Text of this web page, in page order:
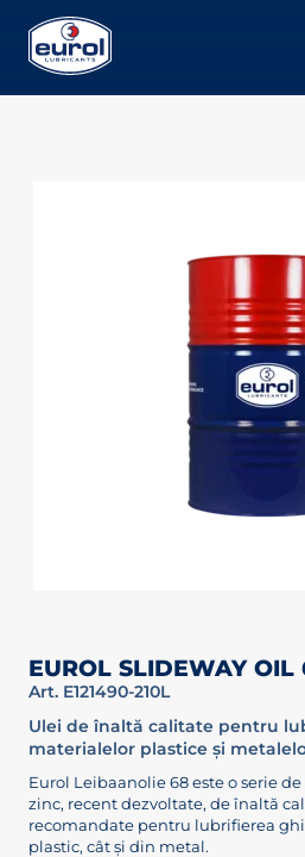
EUROL SLIDEWAY OIL
Art. E121490-210L
Ulei de înaltă calitate pentru
materialelor plastice și
Eurol Leibaanolie 68 este o serie
zinc, recent dezvoltate, de înaltă
recomandate pentru lubrifierea
plastic, cât și din metal.